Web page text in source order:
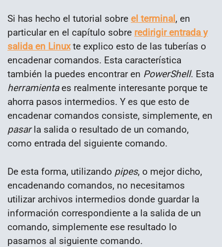
Si has hecho el tutorial sobre el terminal, en
particular en el capítulo sobre redirigir entrada y
salida en Linuxte explico esto de las tuberías o
encadenar comandos. Esta característica
también la puedes encontrar en PowerShell. Esta
herramientaes realmente interesante porque te
ahorra pasos intermedios. Y es que esto de
encadenar comandos consiste, simplemente, en
pasarla salida o resultado de un comando,
como entrada del siguiente comando.
De esta forma, utilizando pipes, o mejor dicho,
encadenando comandos, no necesitamos
utilizar archivos intermedios donde guardar la
información correspondiente a la salida de un
comando, simplemente ese resultado lo
pasamos al siguiente comando.